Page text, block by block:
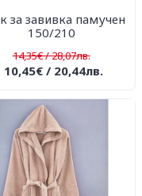
за завивка памучен
150/210
14,35€ / 28,07лв.
10,45€ / 20,44лв.